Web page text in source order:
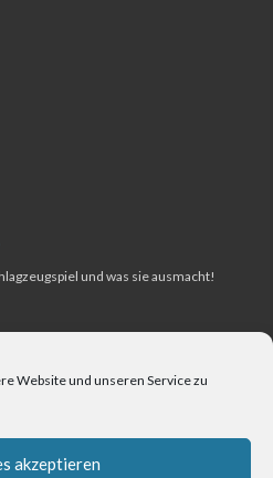
Website und unseren Service zu
akzeptieren
und was sie ausmacht!
Berlin-Bangkok